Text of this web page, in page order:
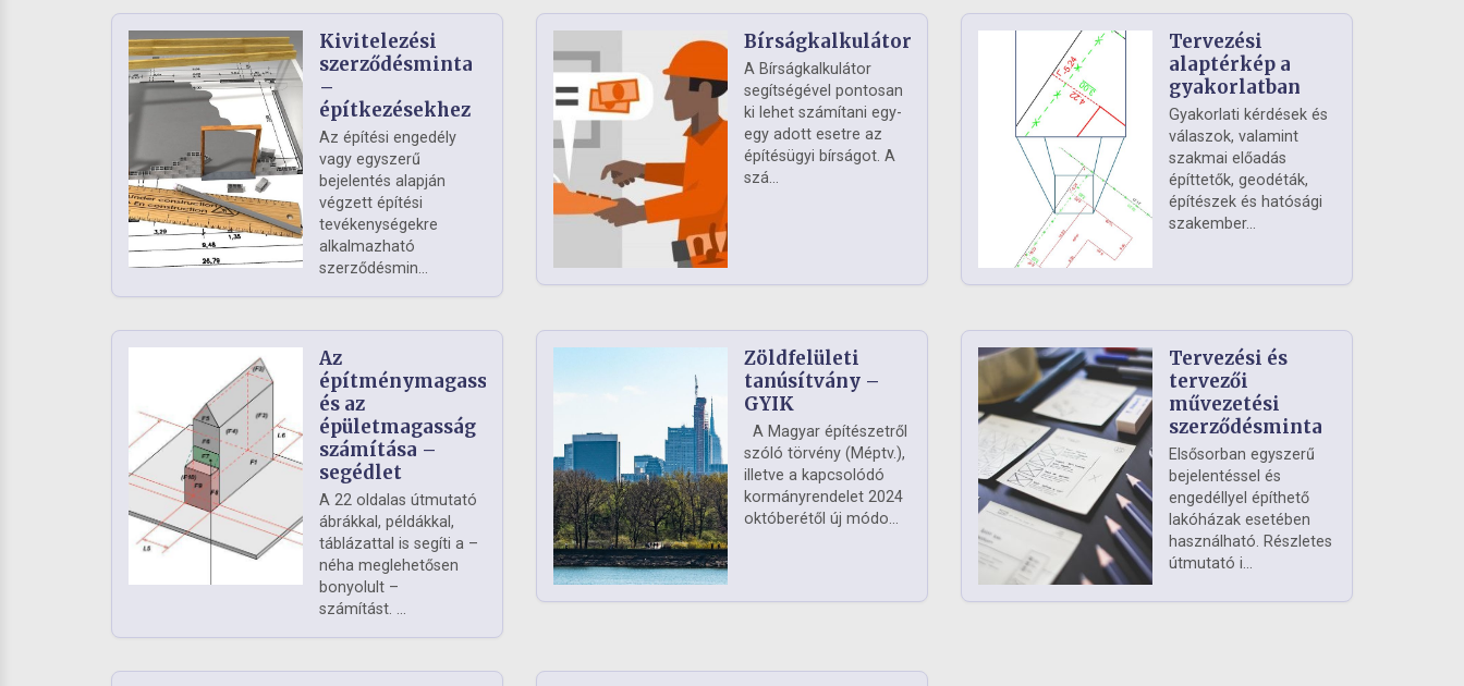
Kivitelezési
szerződésminta
–
építkezésekhez
Az építési engedély
vagy egyszerű
bejelentés alapján
végzett építési
tevékenységekre
alkalmazható
szerződésmin...
Bírságkalkulátor
A Bírságkalkulátor
segítségével pontosan
ki lehet számítani egy-
egy adott esetre az
építésügyi bírságot. A
szá...
Tervezési
alaptérkép a
gyakorlatban
Gyakorlati kérdések és
válaszok, valamint
szakmai előadás
építtetők, geodéták,
építészek és hatósági
szakember...
Az
építménymagasság
és az
épületmagasság
számítása –
segédlet
A 22 oldalas útmutató
ábrákkal, példákkal,
táblázattal is segíti a –
néha meglehetősen
bonyolult –
számítást. ...
Zöldfelületi
tanúsítvány –
GYIK
A Magyar építészetről
szóló törvény (Méptv.),
illetve a kapcsolódó
kormányrendelet 2024
októberétől új módo...
Tervezési és
tervezői
művezetési
szerződésminta
Elsősorban egyszerű
bejelentéssel és
engedéllyel építhető
lakóházak esetében
használható. Részletes
útmutató i...